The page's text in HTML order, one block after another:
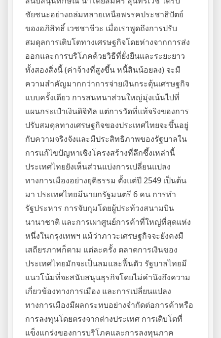
ชัยชนะอย่างถล่มทลายเหนือพรรคประชาธิปัตย์
ของอภิสิทธิ์ เวชชาชีวะ เมื่อเราพูดถึงการปรับ
สมดุลการเติบโตทางเศรษฐกิจโดยห่างจากการส่ง
ออกและการบริโภคด้วยวิธีที่ยั่งยืนและระยะยาว
ทั้งสองสิ่งนี้ (ค่าจ้างที่สูงขึ้น หนี้สินน้อยลง) จะมี
ความสำคัญมากกว่าการจ่ายเงินกระตุ้นเศรษฐกิจ
แบบครั้งเดียว การสนทนาส่วนใหญ่มุ่งเน้นไปที่
แผนกระเป๋าเงินดิจิทัล แต่การวัดที่แท้จริงของการ
ปรับสมดุลทางเศรษฐกิจของประเทศไทยจะขึ้นอยู่
กับความจริงจังและมีประสิทธิภาพของรัฐบาลใน
การแก้ไขปัญหาเชิงโครงสร้างที่ลึกซึ้งเหล่านี้
ประเทศไทยยังเห็นส่วนแบ่งการเปลี่ยนแปลง
ทางการเมืองอย่างยุติธรรม ตั้งแต่ปี 2549 เป็นต้น
มา ประเทศไทยมีนายกรัฐมนตรี 6 คน การทำ
รัฐประหาร การจับกุมโดยผู้ประท้วงสนามบิน
นานาชาติ และการเผาศูนย์การค้าที่ใหญ่ที่สุดแห่ง
หนึ่งในกรุงเทพฯ แม้ว่าภาวะเศรษฐกิจจะยังคงมี
เสถียรภาพก็ตาม แต่ละครั้ง ตลาดการเงินของ
ประเทศไทยมักจะเป็นลมและฟื้นตัว รัฐบาลไทยมี
แนวโน้มที่จะสนับสนุนธุรกิจโดยไม่คำนึงถึงความ
เกี่ยวข้องทางการเมือง และการเปลี่ยนแปลง
ทางการเมืองมีผลกระทบอย่างจำกัดต่อการค้าหรือ
การลงทุนโดยตรงจากต่างประเทศ การเติบโตที่
แข็งแกร่งของการบริโภคและการลงทุนภาค